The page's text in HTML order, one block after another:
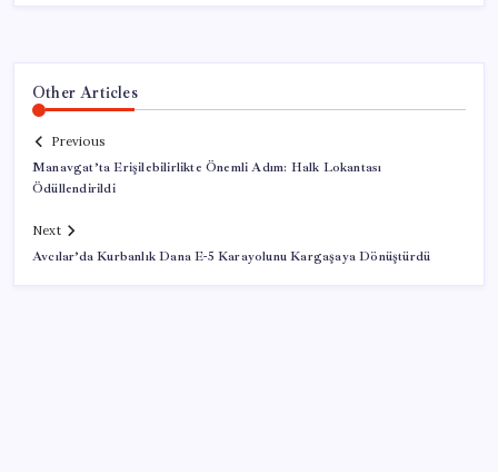
Other Articles
Previous
Manavgat’ta Erişilebilirlikte Önemli Adım: Halk Lokantası
Ödüllendirildi
Next
Avcılar’da Kurbanlık Dana E-5 Karayolunu Kargaşaya Dönüştürdü